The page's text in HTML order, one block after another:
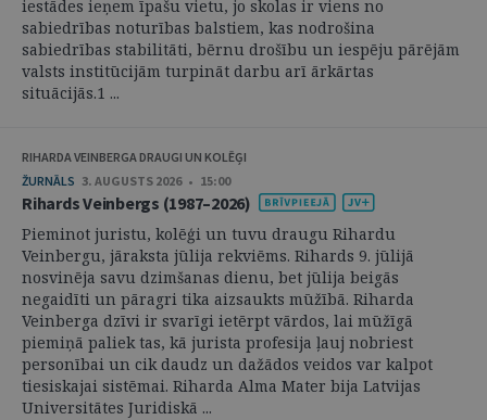
iestādes ieņem īpašu vietu, jo skolas ir viens no
sabiedrības noturības balstiem, kas nodrošina
sabiedrības stabilitāti, bērnu drošību un iespēju pārējām
valsts institūcijām turpināt darbu arī ārkārtas
situācijās.1 ...
RIHARDA VEINBERGA DRAUGI UN KOLĒĢI
ŽURNĀLS 3. AUGUSTS 2026 • 15:00
Rihards Veinbergs (1987–2026)
Pieminot juristu, kolēģi un tuvu draugu Rihardu
Veinbergu, jāraksta jūlija rekviēms. Rihards 9. jūlijā
nosvinēja savu dzimšanas dienu, bet jūlija beigās
negaidīti un pāragri tika aizsaukts mūžībā. Riharda
Veinberga dzīvi ir svarīgi ietērpt vārdos, lai mūžīgā
piemiņā paliek tas, kā jurista profesija ļauj nobriest
personībai un cik daudz un dažādos veidos var kalpot
tiesiskajai sistēmai. Riharda Alma Mater bija Latvijas
Universitātes Juridiskā ...